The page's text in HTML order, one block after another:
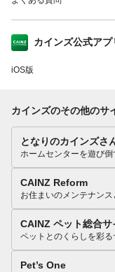
カインズ公式アプ
iOS版
カインズのその他のサ
となりのカインズさ
ホームセンターを遊び倒
CAINZ Reform
お住まいのメンテナン
CAINZ ペット総合サ
ペットとのくらしを彩
Pet’s One